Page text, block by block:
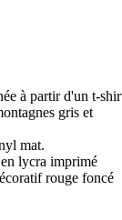
à partir d'un t-
gris et
mat.
lycra imprimé
rouge foncé